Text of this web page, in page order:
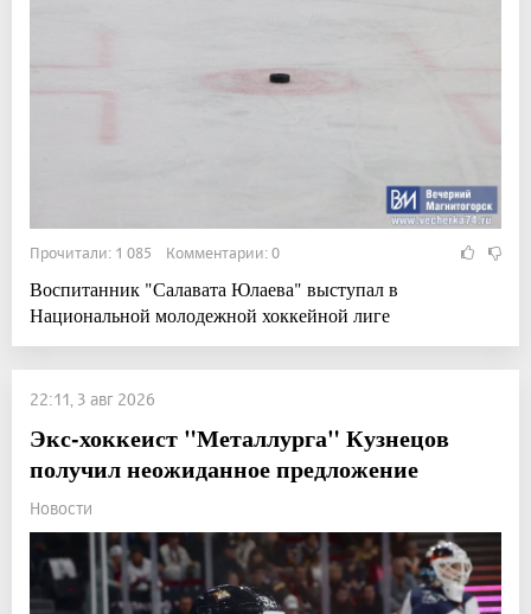
Прочитали: 1 085 Комментарии: 0
Воспитанник "Салавата Юлаева" выступал в
Национальной молодежной хоккейной лиге
22:11, 3 авг 2026
Экс-хоккеист "Металлурга" Кузнецов
получил неожиданное предложение
Новости